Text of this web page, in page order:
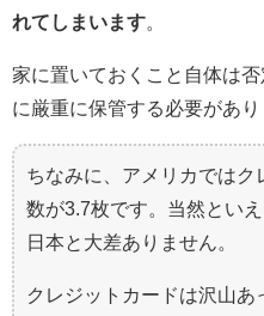
れてしまいます
家に置いておくこと自体は
に厳重に保管する必要があり
ちなみに、アメリカでは
数が3.7枚です。当然とい
日本と大差ありません。
クレジットカードは沢山